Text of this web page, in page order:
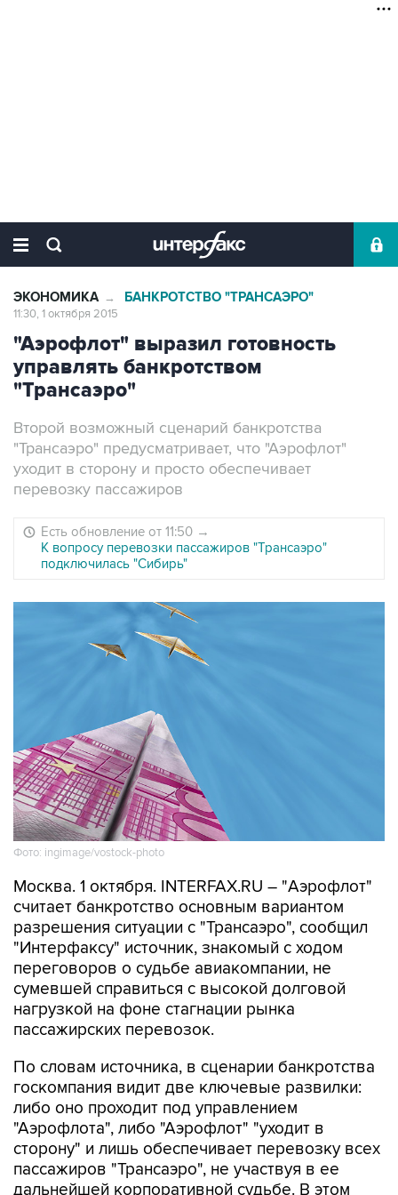
ЭКОНОМИКА → БАНКРОТСТВО "ТРАНСАЭРО"
11:30, 1 октября 2015
"Аэрофлот" выразил готовность
управлять банкротством
"Трансаэро"
Второй возможный сценарий банкротства
"Трансаэро" предусматривает, что "Аэрофлот"
уходит в сторону и просто обеспечивает
перевозку пассажиров
Есть обновление от 11:50 →
К вопросу перевозки пассажиров "Трансаэро"
подключилась "Сибирь"
Фото: ingimage/vostock-photo
Москва. 1 октября. INTERFAX.RU – "Аэрофлот"
считает банкротство основным вариантом
разрешения ситуации с "Трансаэро", сообщил
"Интерфаксу" источник, знакомый с ходом
переговоров о судьбе авиакомпании, не
сумевшей справиться с высокой долговой
нагрузкой на фоне стагнации рынка
пассажирских перевозок.
По словам источника, в сценарии банкротства
госкомпания видит две ключевые развилки:
либо оно проходит под управлением
"Аэрофлота", либо "Аэрофлот" "уходит в
сторону" и лишь обеспечивает перевозку всех
пассажиров "Трансаэро", не участвуя в ее
дальнейшей корпоративной судьбе. В этом